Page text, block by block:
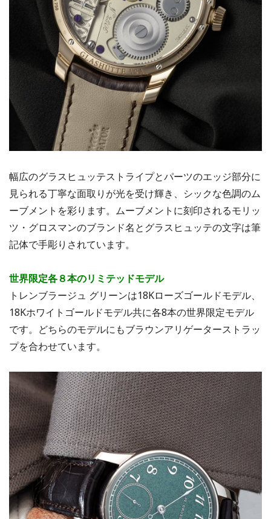
幅広のグラスヒュッテストライプとパーツのエッジ部分に
見られる丁寧な面取りが光を受け輝き、シックな色調のム
ーブメントを彩ります。ムーブメントに刻印されるモリッ
ツ・グロスマンのブランド名とグラスヒュッテの文字は筆
記体で手彫りされています。
世界限定各８本のリミテッドモデル
トレンブラージュ グリーンは18Kローズゴールドモデル、
18Kホワイトゴールドモデル共に各8本の世界限定モデル
です。どちらのモデルにもブラウンアリゲーターストラッ
プを合わせています。